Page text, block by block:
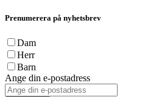
Prenumerera på nyhetsbrev
Dam
Herr
Barn
Ange din e-postadress